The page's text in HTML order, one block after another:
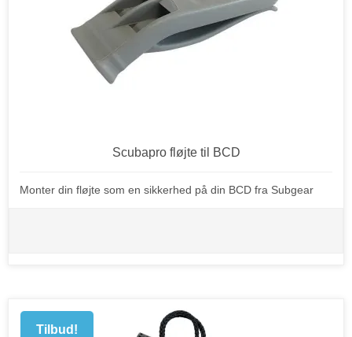
Scubapro fløjte til BCD
Monter din fløjte som en sikkerhed på din BCD fra Subgear
Tilbud!